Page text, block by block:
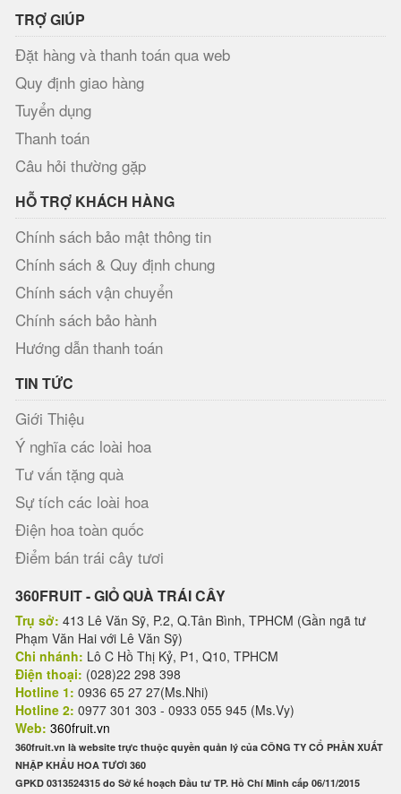
TRỢ GIÚP
Đặt hàng và thanh toán qua web
Quy định giao hàng
Tuyển dụng
Thanh toán
Câu hỏi thường gặp
HỖ TRỢ KHÁCH HÀNG
Chính sách bảo mật thông tin
Chính sách & Quy định chung
Chính sách vận chuyển
Chính sách bảo hành
Hướng dẫn thanh toán
TIN TỨC
Giới Thiệu
Ý nghĩa các loài hoa
Tư vấn tặng quà
Sự tích các loài hoa
Điện hoa toàn quốc
Điểm bán trái cây tươi
360FRUIT - GIỎ QUÀ TRÁI CÂY
Trụ sở: 413 Lê Văn Sỹ, P.2, Q.Tân Bình, TPHCM (Gần ngã tư
Phạm Văn Hai với Lê Văn Sỹ)
Chi nhánh: Lô C Hồ Thị Kỷ, P1, Q10, TPHCM
Điện thoại: (028)22 298 398
Hotline 1: 0936 65 27 27(Ms.Nhi)
Hotline 2: 0977 301 303 - 0933 055 945 (Ms.Vy)
Web: 360fruit.vn
360fruit.vn là website trực thuộc quyền quản lý của CÔNG TY CỔ PHẦN XUẤT
NHẬP KHẨU HOA TƯƠI 360
GPKD 0313524315 do Sở kế hoạch Đầu tư TP. Hồ Chí Minh cấp 06/11/2015